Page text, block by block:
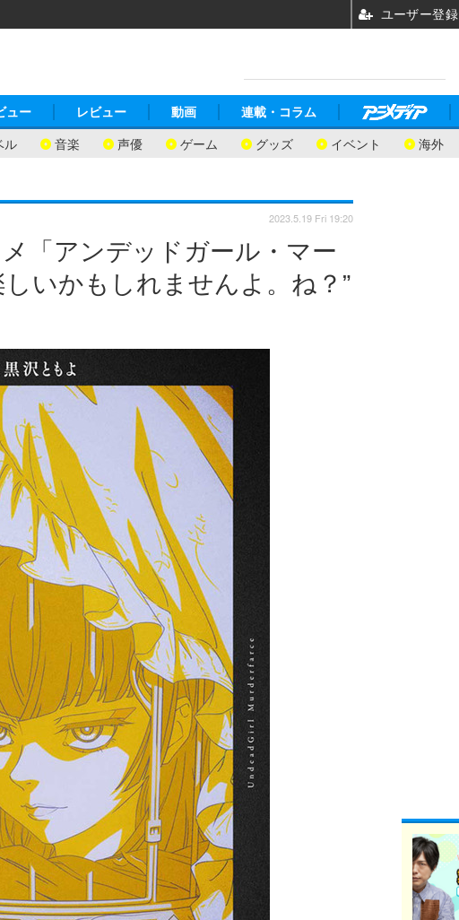
ル 音楽 声優 ゲーム グッズ イベント 海外
ュー レビュー 動画 連載・コラム
「アンデッドガール・マー
いかもしれませんよ。ね？”
2023.5.19 Fri 19:20
ユーザー登録